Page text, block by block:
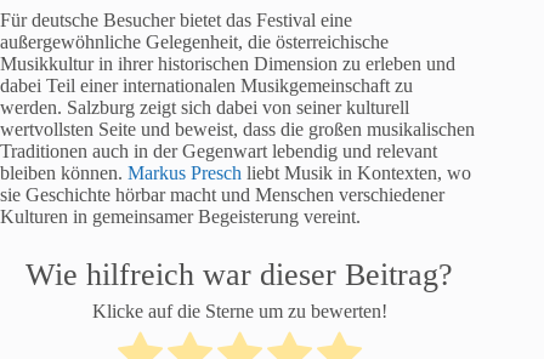
Für deutsche Besucher bietet das Festival eine
außergewöhnliche Gelegenheit, die österreichische
Musikkultur in ihrer historischen Dimension zu erleben und
dabei Teil einer internationalen Musikgemeinschaft zu
werden. Salzburg zeigt sich dabei von seiner kulturell
wertvollsten Seite und beweist, dass die großen musikalischen
Traditionen auch in der Gegenwart lebendig und relevant
bleiben können. Markus Presch liebt Musik in Kontexten, wo
sie Geschichte hörbar macht und Menschen verschiedener
Kulturen in gemeinsamer Begeisterung vereint.
Wie hilfreich war dieser Beitrag?
Klicke auf die Sterne um zu bewerten!